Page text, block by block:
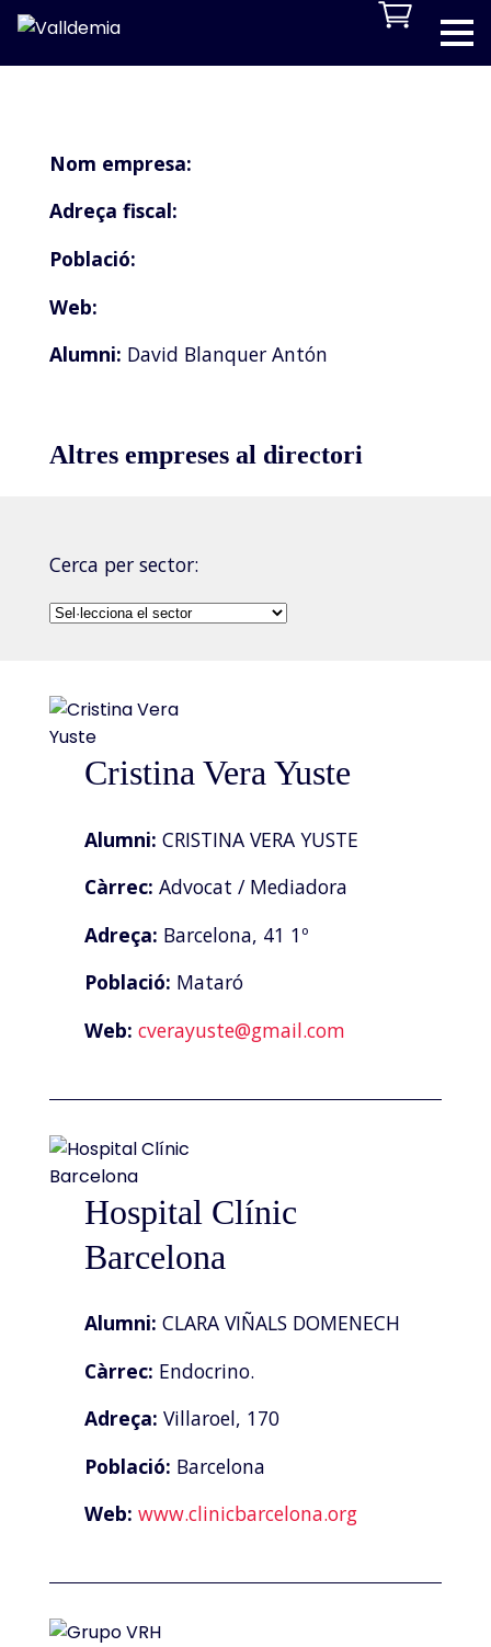
Nom empresa:
Adreça fiscal:
Població:
Web:
Alumni: David Blanquer Antón
Altres empreses al directori
Cerca per sector:
Cristina Vera Yuste
Alumni: CRISTINA VERA YUSTE
Càrrec: Advocat / Mediadora
Adreça: Barcelona, 41 1º
Població: Mataró
Web: cverayuste@gmail.com
Hospital Clínic
Barcelona
Alumni: CLARA VIÑALS DOMENECH
Càrrec: Endocrino.
Adreça: Villaroel, 170
Població: Barcelona
Web: www.clinicbarcelona.org